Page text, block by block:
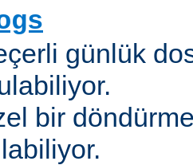
günlük
bir